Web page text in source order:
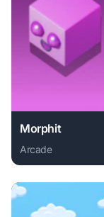
Morphit
Arcade
Play Morphit